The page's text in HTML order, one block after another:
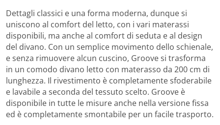
Dettagli classici e una forma moderna, dunque si
uniscono al comfort del letto, con i vari materassi
disponibili, ma anche al comfort di seduta e al design
del divano. Con un semplice movimento dello schienale,
e senza rimuovere alcun cuscino, Groove si trasforma
in un comodo divano letto con materasso da 200 cm di
lunghezza. Il rivestimento è completamente sfoderabile
e lavabile a seconda del tessuto scelto. Groove è
disponibile in tutte le misure anche nella versione fissa
ed è completamente smontabile per un facile trasporto.